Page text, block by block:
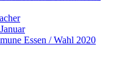
Essen / Wahl 2020